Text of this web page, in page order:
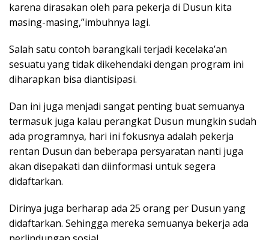
karena dirasakan oleh para pekerja di Dusun kita
masing-masing,”imbuhnya lagi.
Salah satu contoh barangkali terjadi kecelaka’an
sesuatu yang tidak dikehendaki dengan program ini
diharapkan bisa diantisipasi.
Dan ini juga menjadi sangat penting buat semuanya
termasuk juga kalau perangkat Dusun mungkin sudah
ada programnya, hari ini fokusnya adalah pekerja
rentan Dusun dan beberapa persyaratan nanti juga
akan disepakati dan diinformasi untuk segera
didaftarkan.
Dirinya juga berharap ada 25 orang per Dusun yang
didaftarkan. Sehingga mereka semuanya bekerja ada